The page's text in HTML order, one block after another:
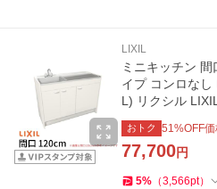
LIXIL
ミニキッチン
イプ コンロな
おトク 51%OFF
77,700円
5% （3,566pt）